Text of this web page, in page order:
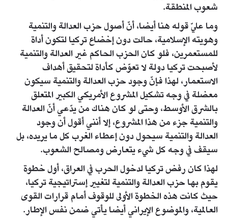
شعوب المنطقة.
وما عليّ قوله هنا أيضا، أنّ أصول حزب العدالة والتنمية
وهويته الإسلامية، حالت دون إخضاع تركيا لتكون أداة
للمستعمرين، فلو كان الحزب الحاكم غير العدالة والتنمية
لأصبحت تركيا دولة لا تعوّض كأداة لتحقيق أهداف
الاستعمار، لهذا فإنّ وجود حزب العدالة والتنمية سيكون
معضلة في وجه تشكيل المشروع الأمريكي الكبير المتعلق
بالشرق الأوسط، وحتى لو كان هناك من يدّعي أنّ العدالة
والتنمية جزء من هذا المشروع، إلا أنني أقول أن وجود
العدالة والتنمية سيحول دون إعطاء الغرب كل ما يريده، بل
سيقف في وجه كل شيء يتعارض ومصالح الشعوب.
لهذا كان رفض تركيا لدخول الحرب في العراق، أول خطوة
يقوم بها حزب العدالة والتنمية لتغيير إستراتيجية تركيا،
حيث كانت هذه الخطوة الأولى للوقوف أمام قرارات القوى
العالمية، والموضوع الإيراني أيضا يأتي ضمن نفس الإطار.